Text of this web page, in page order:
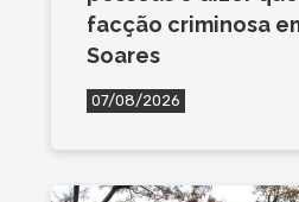
facção criminosa
Soares
07/08/2026